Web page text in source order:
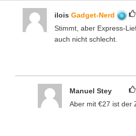
ilois Gadget-Nerd
Stimmt, aber Express-
auch nicht schlecht.
Manuel Stey
Aber mit €27 ist der